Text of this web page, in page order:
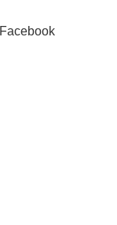
Facebook